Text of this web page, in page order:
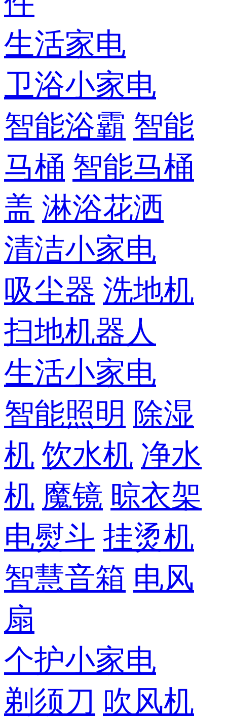
生活家电
卫浴小家电
智能浴霸 智能
马桶 智能马桶
盖 淋浴花洒
清洁小家电
吸尘器 洗地机
扫地机器人
生活小家电
智能照明 除湿
机 饮水机 净水
机 魔镜 晾衣架
电熨斗 挂烫机
智慧音箱 电风
扇
个护小家电
剃须刀 吹风机